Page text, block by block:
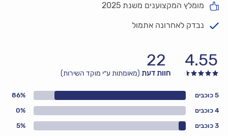
מומלץ המקצוענים משנת 2025
נבדק לאחרונה אתמול
4.55
22
חוות דעת (מאומתות ע״י מוקד השירות)
3 כוכבים 5%
4 כוכבים 0%
5 כוכבים 86%